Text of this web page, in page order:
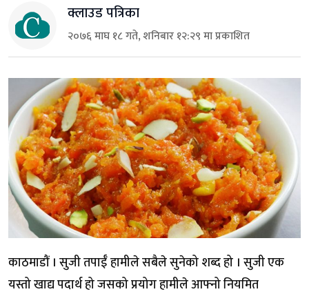
क्लाउड पत्रिका
२०७६ माघ १८ गते, शनिबार १२:२९ मा प्रकाशित
काठमाडौं । सुजी तपाईँ हामीले सबैले सुनेको शब्द हो । सुजी एक
यस्तो खाद्य पदार्थ हो जसको प्रयोग हामीले आफ्नो नियमित